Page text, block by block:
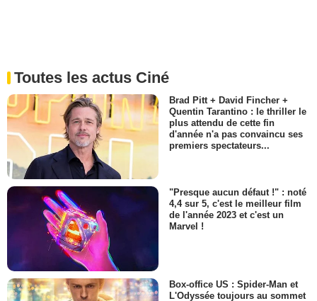
Toutes les actus Ciné
Brad Pitt + David Fincher +
Quentin Tarantino : le thriller le
plus attendu de cette fin
d'année n'a pas convaincu ses
premiers spectateurs...
"Presque aucun défaut !" : noté
4,4 sur 5, c'est le meilleur film
de l'année 2023 et c'est un
Marvel !
Box-office US : Spider-Man et
L'Odyssée toujours au sommet